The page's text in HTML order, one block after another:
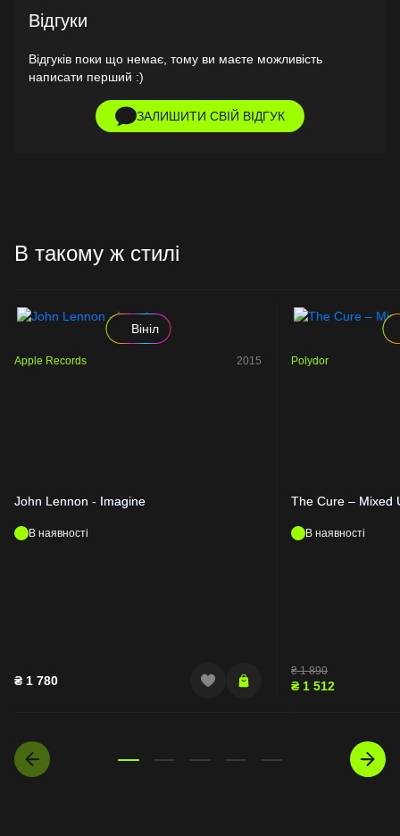
Відгуки
Відгуків поки що немає, тому ви маєте можливість
написати перший :)
ЗАЛИШИТИ СВІЙ ВІДГУК
В такому ж стилі
Вініл
Apple Records 2015
John Lennon - Imagine
В наявності
₴ 1 780
Polydor
The Cure – Mixed
В наявності
₴1 890
₴ 1 512